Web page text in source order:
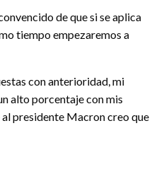
de que si se aplica
tiempo empezaremos a
con anterioridad, mi
alto porcentaje con mis
presidente Macron creo que